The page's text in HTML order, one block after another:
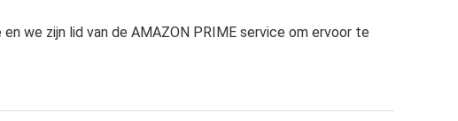
we zijn lid van de AMAZON PRIME service om ervoor te